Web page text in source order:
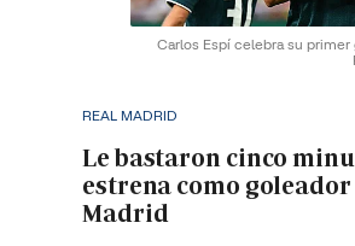
Carlos Espí celebra su
REAL MADRID
Le bastaron cinco
estrena como goleador
Madrid